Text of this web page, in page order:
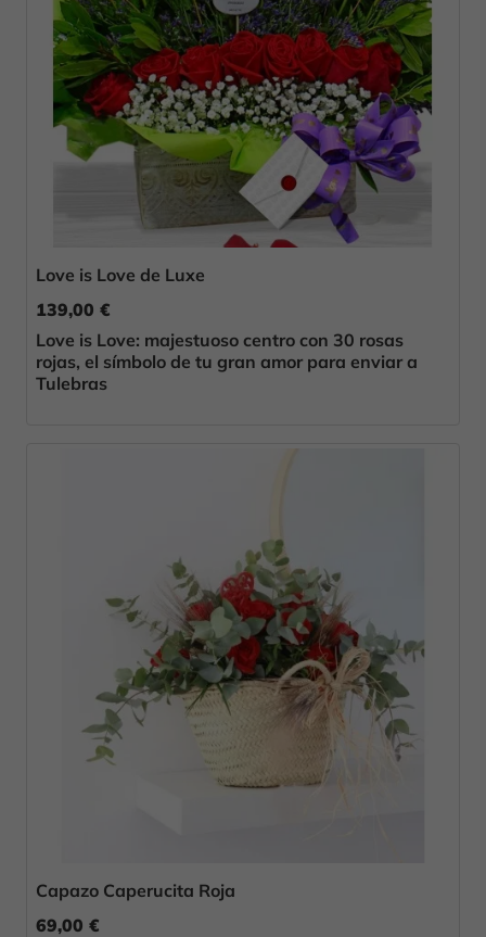
Love is Love de Luxe
139,00 €
Love is Love: majestuoso centro con 30 rosas
rojas, el símbolo de tu gran amor para enviar a
Tulebras
Capazo Caperucita Roja
69,00 €